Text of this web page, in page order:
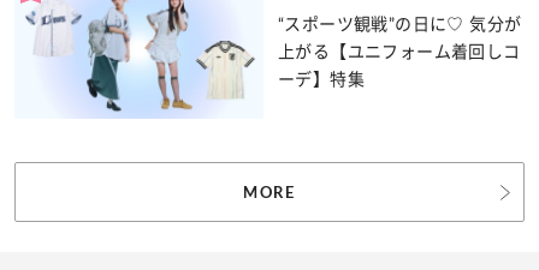
“スポーツ観戦”の日に♡ 気分が
上がる【ユニフォーム着回しコ
ーデ】特集
MORE